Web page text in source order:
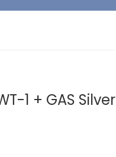
1 + GAS Silver